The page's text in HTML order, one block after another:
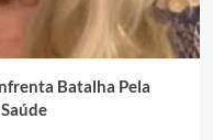
Batalha Pela